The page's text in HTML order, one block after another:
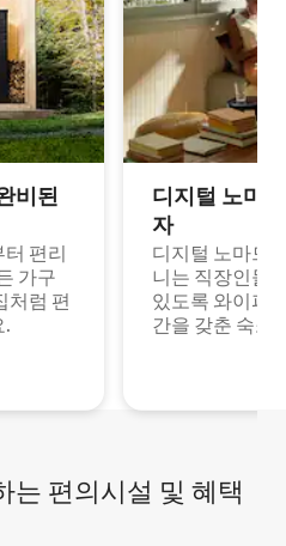
비된
편리
가구
처럼 편
.
디지털 노마
자
디지털 노마드
니는 직장인들
있도록 와이파
간을 갖춘 숙소
는 편의시설 및 혜택